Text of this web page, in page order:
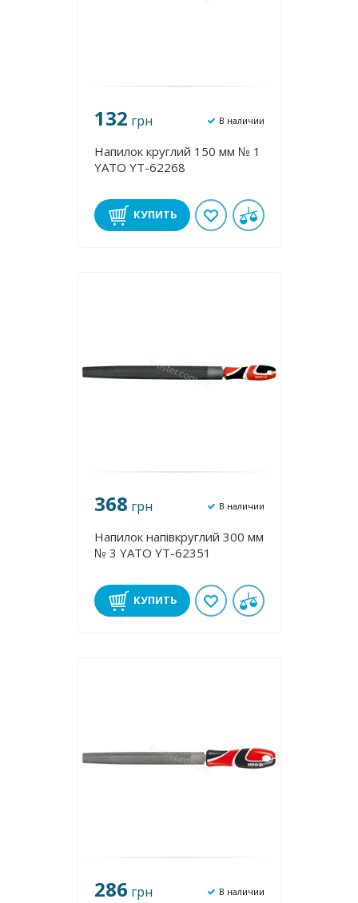
132 грн В наличии
Напилок круглий 150 мм № 1
YATO YT-62268
КУПИТЬ
368 грн В наличии
Напилок напівкруглий 300 мм
№ 3 YATO YT-62351
КУПИТЬ
286 грн В наличии